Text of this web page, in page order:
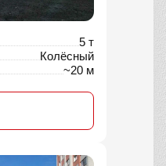
5 т
Колёсный
~20 м